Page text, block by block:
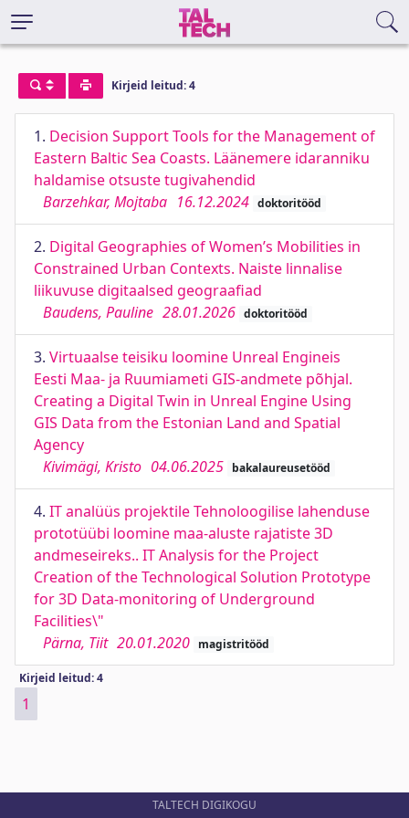
Kirjeid leitud: 4
1. Decision Support Tools for the Management of
Eastern Baltic Sea Coasts. Läänemere idaranniku
haldamise otsuste tugivahendid
Barzehkar, Mojtaba 16.12.2024 doktoritööd
2. Digital Geographies of Women’s Mobilities in
Constrained Urban Contexts. Naiste linnalise
liikuvuse digitaalsed geograafiad
Baudens, Pauline 28.01.2026 doktoritööd
3. Virtuaalse teisiku loomine Unreal Engineis
Eesti Maa- ja Ruumiameti GIS-andmete põhjal.
Creating a Digital Twin in Unreal Engine Using
GIS Data from the Estonian Land and Spatial
Agency
Kivimägi, Kristo 04.06.2025 bakalaureusetööd
4. IT analüüs projektile Tehnoloogilise lahenduse
prototüübi loomine maa-aluste rajatiste 3D
andmeseireks.. IT Analysis for the Project
Creation of the Technological Solution Prototype
for 3D Data-monitoring of Underground
Facilities\"
Pärna, Tiit 20.01.2020 magistritööd
Kirjeid leitud: 4
1
TALTECH DIGIKOGU